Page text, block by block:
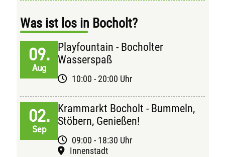
Was ist los in Bocholt?
09.
Aug
Playfountain - Bocholter
Wasserspaß
10:00 - 20:00 Uhr
02.
Sep
Krammarkt Bocholt - Bummeln,
Stöbern, Genießen!
09:00 - 18:30 Uhr
Innenstadt